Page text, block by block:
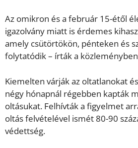
Az omikron és a február 15-étől
igazolvány miatt is érdemes
amely csütörtökön, pénteken és
folytatódik – írták a
Kiemelten várják az oltatlanokat
négy hónapnál régebben kapták
oltásukat. Felhívták a figyelmet
oltás felvételével ismét 80-90
védettség.